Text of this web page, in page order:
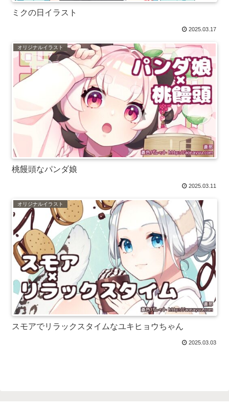
ミクの日イラスト
2025.03.17
オリジナルイラスト
桃饅頭なパンダ娘
2025.03.11
オリジナルイラスト
スモアでリラックスタイムなユキヒョウちゃん
2025.03.03